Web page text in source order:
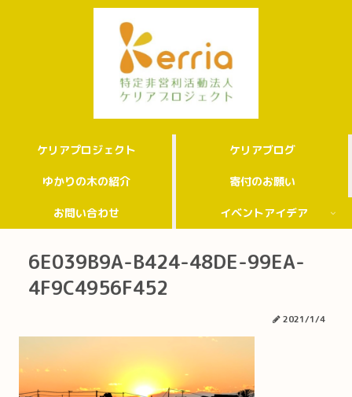
ケリアプロジェクト ケリアブログ
ゆかりの木の紹介 寄付のお願い
お問い合わせ イベントアイデア
6E039B9A-B424-48DE-99EA-
4F9C4956F452
2021/1/4